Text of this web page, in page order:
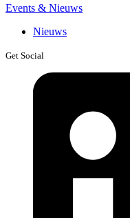
Events & Nieuws
Nieuws
Get Social